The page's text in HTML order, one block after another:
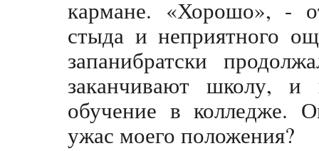
кармане. «Хорошо», -
стыда и неприятного
запанибратски
заканчивают школу, и
обучение в колледже.
ужас моего положения?